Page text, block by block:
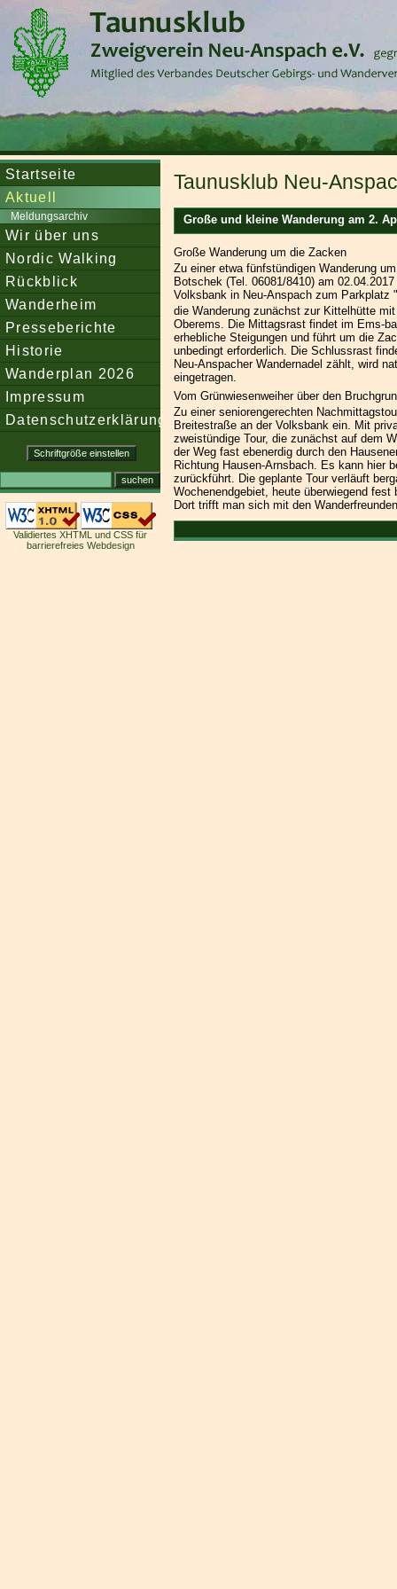
Startseite
Aktuell
Meldungsarchiv
Wir über uns
Nordic Walking
Rückblick
Wanderheim
Presseberichte
Historie
Wanderplan 2026
Impressum
Datenschutzerklärung
Validiertes XHTML und CSS für
barrierefreies Webdesign
Taunusklub Neu-
Große und kleine Wanderung am 2.
Große Wanderung um die Zacken
Zu einer etwa fünfstündigen Wanderung
Botschek (Tel. 06081/8410) am
Volksbank in Neu-Anspach zum Parkplatz
die Wanderung zunächst zur Kittelhütte
Oberems. Die Mittagsrast findet im Ems-
erhebliche Steigungen und führt um die
unbedingt erforderlich. Die Schlussrast
Neu-Anspacher Wandernadel zählt, wird
eingetragen.
Vom Grünwiesenweiher über den
Zu einer seniorengerechten
Breitestraße an der Volksbank ein. Mit
zweistündige Tour, die zunächst auf dem
der Weg fast ebenerdig durch den
Richtung Hausen-Arnsbach. Es kann hier
zurückführt. Die geplante Tour verläuft
Wochenendgebiet, heute überwiegend
Dort trifft man sich mit den